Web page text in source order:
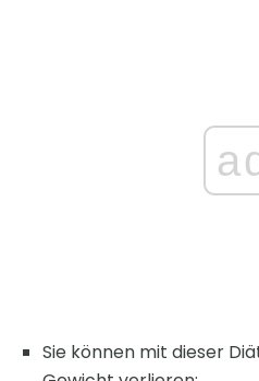
Sie können mit dieser